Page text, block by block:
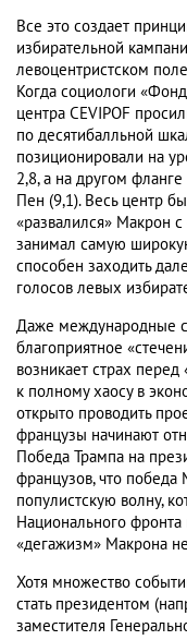
Все это создает
избирательной
левоцентристском
Когда социологи
центра СЕVIPOF
по десятибалльной
позиционировали на
2,8, а на другом
Пен (9,1). Весь центр
«развалился» Макрон
занимал самую
способен заходить
голосов левых
Даже международные
благоприятное
возникает страх
к полному хаосу в
открыто проводить
французы начинают
Победа Трампа на
французов, что
популистскую волну,
Национального фронта
«дегажизм» Макрона не
Хотя множество
стать президентом
заместителя